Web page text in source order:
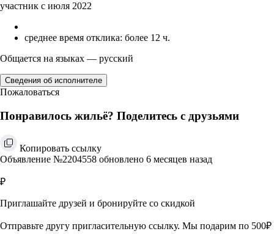
участник с июля 2022
среднее время отклика: более 12 ч.
Общается на языках — русский
Сведения об исполнителе
Пожаловаться
Понравилось жильё? Поделитесь с друзьями
Копировать ссылку
Объявление №2204558 обновлено 6 месяцев назад
₽
Приглашайте друзей и бронируйте со скидкой
Отправьте другу пригласительную ссылку. Мы подарим по 500₽